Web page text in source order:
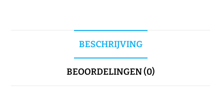
BESCHRIJVING
BEOORDELINGEN (0)